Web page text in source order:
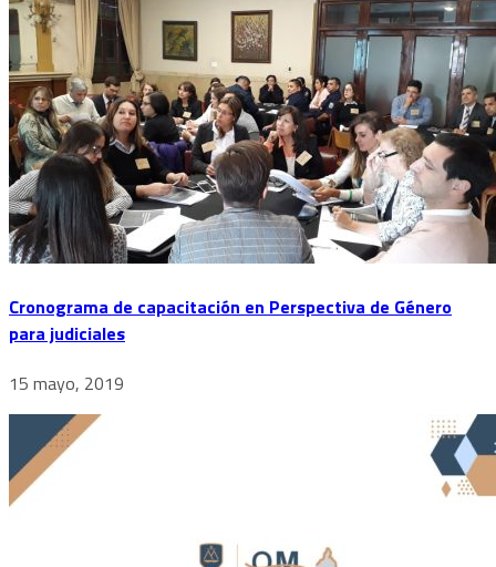
Cronograma de capacitación en Perspectiva de Género
para judiciales
15 mayo, 2019